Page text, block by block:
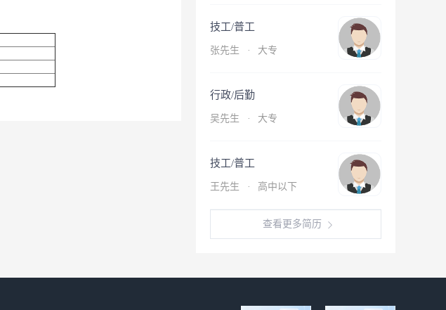
技工/普工
张先生 · 大专
行政/后勤
吴先生 · 大专
技工/普工
王先生 · 高中以下
查看更多简历